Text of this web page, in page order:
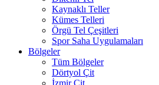
Kaynaklı Teller
Kümes Telleri
Örgü Tel Çeşitleri
Spor Saha Uygulamaları
Bölgeler
Tüm Bölgeler
Dörtyol Çit
İzmir Çit